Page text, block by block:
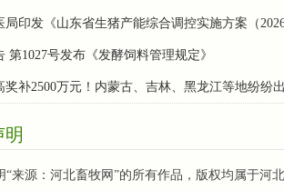
局印发《山东省生猪产能综合调控实施方案（
第1027号发布《发酵饲料管理规定》
奖补2500万元！内蒙古、吉林、黑龙江等地纷纷
源：河北畜牧网”的所有作品，版权均属于河